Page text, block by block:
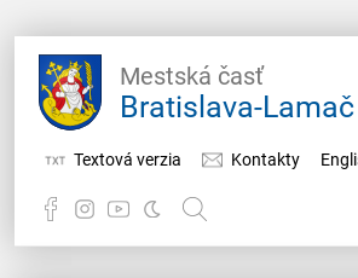
Mestská časť
Bratislava-Lamač
Textová verzia Kontakty